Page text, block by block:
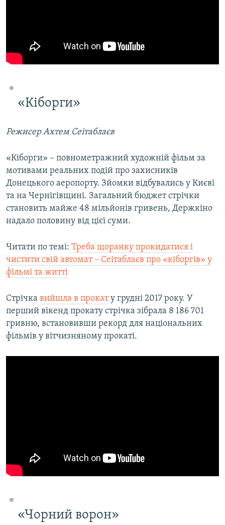
«Кіборги»
Режисер Ахтем Сеітаблаєв
«Кіборги» – повнометражний художній фільм за
мотивами реальних подій про захисників
Донецького аеропорту. Зйомки відбувались у Києві
та на Чернігівщині. Загальний бюджет стрічки
становить майже 48 мільйонів гривень, Держкіно
надало половину від цієї суми.​
Читати по темі: Треба щоранку прокидатися і
чистити свій автомат – Сеітаблаєв про «кіборгів» у
фільмі та житті
Стрічка вийшла в прокату грудні 2017 року. У
перший вікенд прокату стрічка зібрала 8 186 701
гривню, встановивши рекорд для національних
фільмів у вітчизняному прокаті.
«Чорний ворон»